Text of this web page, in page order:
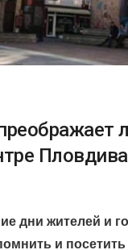
Пловдива
дни жителей и
и